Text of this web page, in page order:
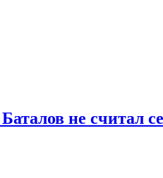
не считал